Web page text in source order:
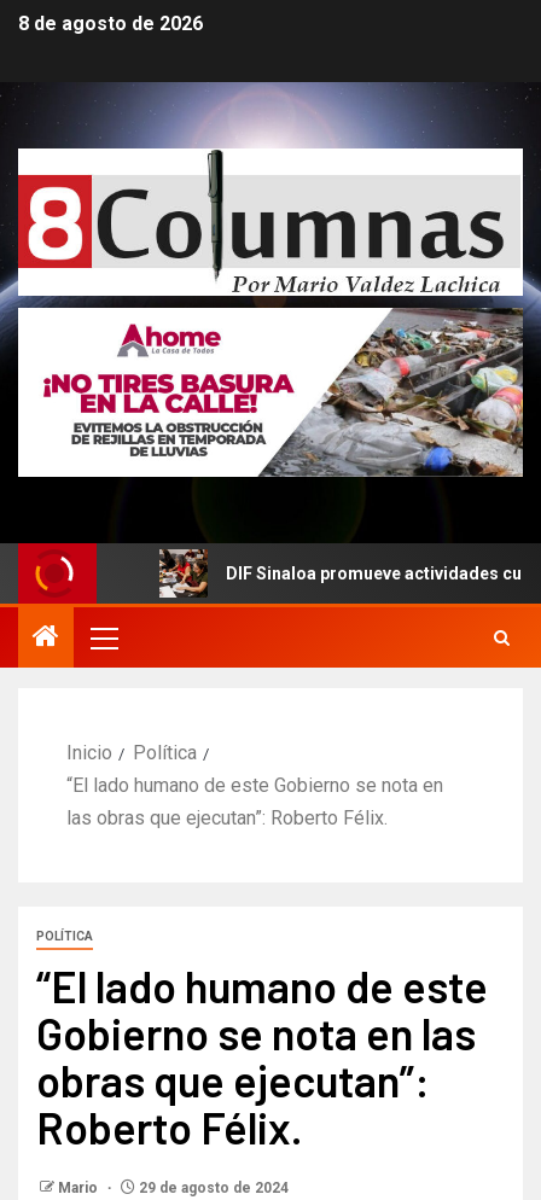
8 de agosto de 2026
DIF Sinaloa promueve actividades culturales
Inicio
Política
“El lado humano de este Gobierno se nota en
las obras que ejecutan”: Roberto Félix.
POLÍTICA
“El lado humano de este
Gobierno se nota en las
obras que ejecutan”:
Roberto Félix.
Mario 29 de agosto de 2024